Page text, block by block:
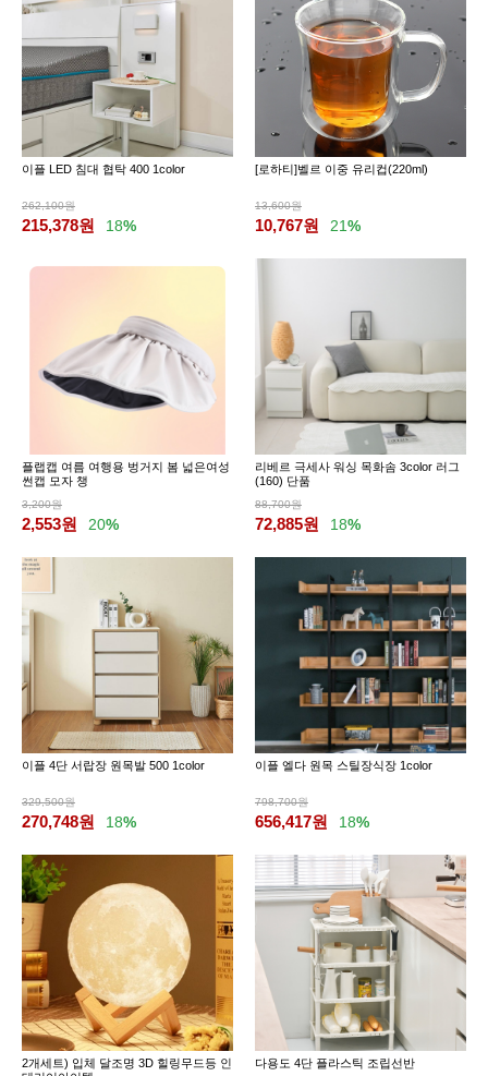
이플 LED 침대 협탁 400 1color
262,100원
215,378원 18%
[로하티]벨르 이중 유리컵(220ml)
13,600원
10,767원 21%
플랩캡 여름 여행용 벙거지 봄 넓은여성
썬캡 모자 챙
3,200원
2,553원 20%
리베르 극세사 워싱 목화솜 3color 러그
(160) 단품
88,700원
72,885원 18%
이플 4단 서랍장 원목발 500 1color
329,500원
270,748원 18%
이플 엘다 원목 스틸장식장 1color
798,700원
656,417원 18%
2개세트) 입체 달조명 3D 힐링무드등 인
다용도 4단 플라스틱 조립선반